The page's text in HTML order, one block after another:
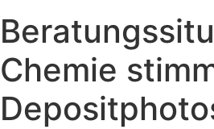
Chemie